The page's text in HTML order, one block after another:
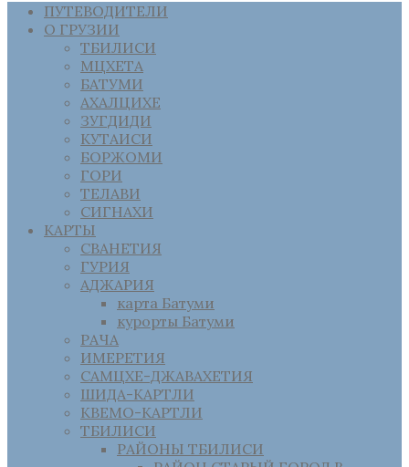
ПУТЕВОДИТЕЛИ
О ГРУЗИИ
ТБИЛИСИ
МЦХЕТА
БАТУМИ
АХАЛЦИХЕ
ЗУГДИДИ
КУТАИСИ
БОРЖОМИ
ГОРИ
ТЕЛАВИ
СИГНАХИ
КАРТЫ
СВАНЕТИЯ
ГУРИЯ
АДЖАРИЯ
карта Батуми
курорты Батуми
РАЧА
ИМЕРЕТИЯ
САМЦХЕ-ДЖАВАХЕТИЯ
ШИДА-КАРТЛИ
КВЕМО-КАРТЛИ
ТБИЛИСИ
РАЙОНЫ ТБИЛИСИ